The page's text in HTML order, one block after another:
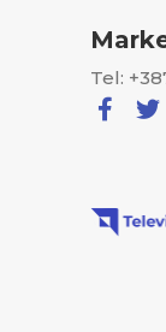
Tel: